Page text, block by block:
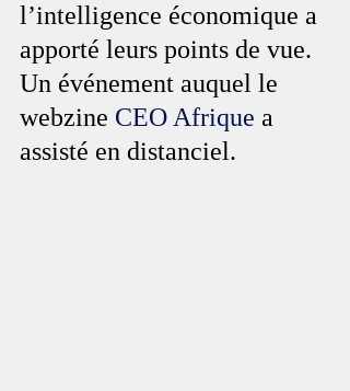
l’intelligence économique a
apporté leurs points de vue.
Un événement auquel le
webzine CEO Afrique a
assisté en distanciel.